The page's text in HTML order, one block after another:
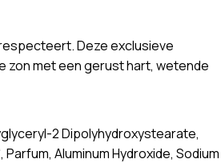
respecteert. Deze exclusieve
zon met een gerust hart, wetende
2 Dipolyhydroxystearate,
Aluminum Hydroxide, Sodium